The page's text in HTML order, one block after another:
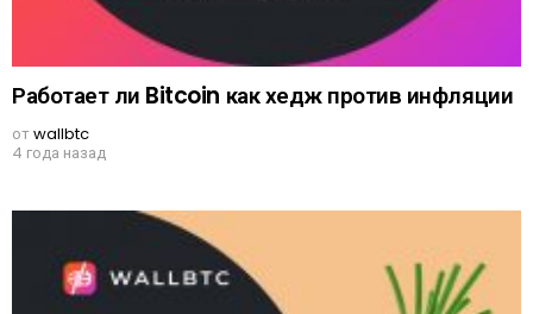
Работает ли Bitcoin как хедж против инфляции
отwallbtc
4 года назад